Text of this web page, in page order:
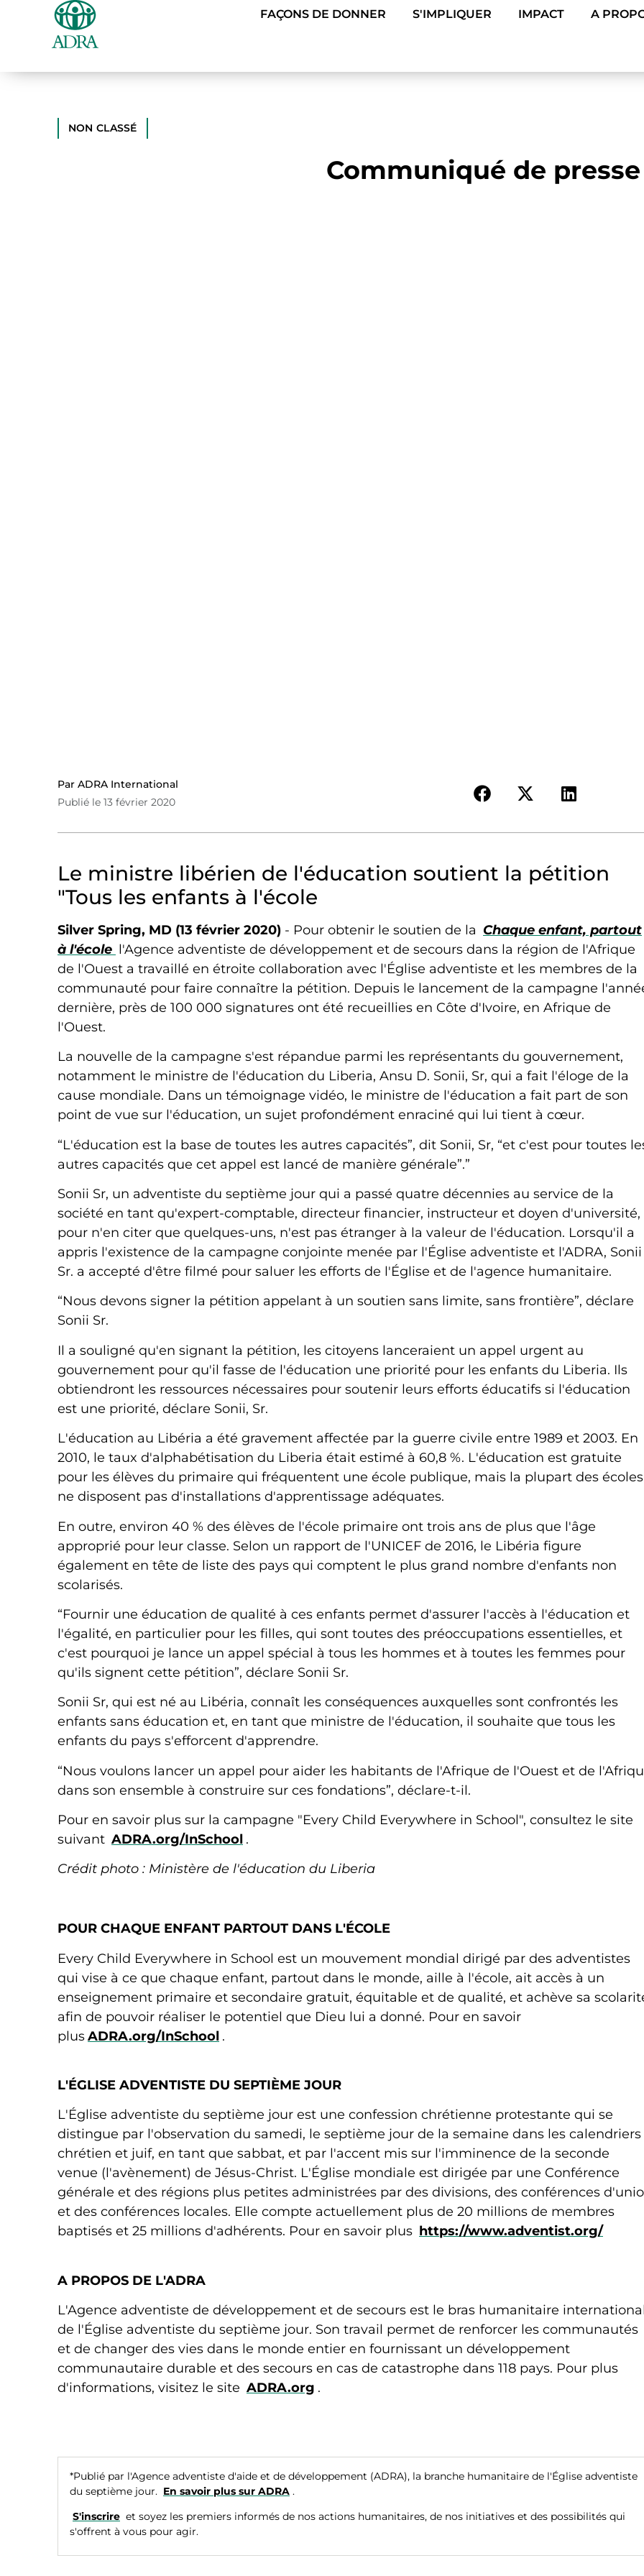
FAÇONS DE DONNER S'IMPLIQUER IMPACT A
NON CLASSÉ
Communiqué de presse
Par ADRA International
Publié le 13 février 2020
Le ministre libérien de l'éducation soutient la pétition
"Tous les enfants à l'école
Silver Spring, MD (13 février 2020) - Pour obtenir le soutien de la Chaque enfant, partout
à l'école l'Agence adventiste de développement et de secours dans la région de l'Afrique
de l'Ouest a travaillé en étroite collaboration avec l'Église adventiste et les membres de la
communauté pour faire connaître la pétition. Depuis le lancement de la campagne
dernière, près de 100 000 signatures ont été recueillies en Côte d'Ivoire, en Afrique de
l'Ouest.
La nouvelle de la campagne s'est répandue parmi les représentants du gouvernement,
notamment le ministre de l'éducation du Liberia, Ansu D. Sonii, Sr, qui a fait l'éloge de la
cause mondiale. Dans un témoignage vidéo, le ministre de l'éducation a fait part de son
point de vue sur l'éducation, un sujet profondément enraciné qui lui tient à cœur.
“L'éducation est la base de toutes les autres capacités”, dit Sonii, Sr, “et c'est pour toutes
autres capacités que cet appel est lancé de manière générale”.”
Sonii Sr, un adventiste du septième jour qui a passé quatre décennies au service de la
société en tant qu'expert-comptable, directeur financier, instructeur et doyen d'université,
pour n'en citer que quelques-uns, n'est pas étranger à la valeur de l'éducation. Lorsqu'il a
appris l'existence de la campagne conjointe menée par l'Église adventiste et l'ADRA, Sonii
Sr. a accepté d'être filmé pour saluer les efforts de l'Église et de l'agence humanitaire.
“Nous devons signer la pétition appelant à un soutien sans limite, sans frontière”, déclare
Sonii Sr.
Il a souligné qu'en signant la pétition, les citoyens lanceraient un appel urgent au
gouvernement pour qu'il fasse de l'éducation une priorité pour les enfants du Liberia. Ils
obtiendront les ressources nécessaires pour soutenir leurs efforts éducatifs si l'éducation
est une priorité, déclare Sonii, Sr.
L'éducation au Libéria a été gravement affectée par la guerre civile entre 1989 et 2003. En
2010, le taux d'alphabétisation du Liberia était estimé à 60,8 %. L'éducation est gratuite
pour les élèves du primaire qui fréquentent une école publique, mais la plupart des écoles
ne disposent pas d'installations d'apprentissage adéquates.
En outre, environ 40 % des élèves de l'école primaire ont trois ans de plus que l'âge
approprié pour leur classe. Selon un rapport de l'UNICEF de 2016, le Libéria figure
également en tête de liste des pays qui comptent le plus grand nombre d'enfants non
scolarisés.
“Fournir une éducation de qualité à ces enfants permet d'assurer l'accès à l'éducation et
l'égalité, en particulier pour les filles, qui sont toutes des préoccupations essentielles, et
c'est pourquoi je lance un appel spécial à tous les hommes et à toutes les femmes pour
qu'ils signent cette pétition”, déclare Sonii Sr.
Sonii Sr, qui est né au Libéria, connaît les conséquences auxquelles sont confrontés les
enfants sans éducation et, en tant que ministre de l'éducation, il souhaite que tous les
enfants du pays s'efforcent d'apprendre.
“Nous voulons lancer un appel pour aider les habitants de l'Afrique de l'Ouest et de
dans son ensemble à construire sur ces fondations”, déclare-t-il.
Pour en savoir plus sur la campagne "Every Child Everywhere in School", consultez le site
suivant ADRA.org/InSchool .
Crédit photo : Ministère de l'éducation du Liberia
POUR CHAQUE ENFANT PARTOUT DANS L'ÉCOLE
Every Child Everywhere in School est un mouvement mondial dirigé par des adventistes
qui vise à ce que chaque enfant, partout dans le monde, aille à l'école, ait accès à un
enseignement primaire et secondaire gratuit, équitable et de qualité, et achève sa
afin de pouvoir réaliser le potentiel que Dieu lui a donné. Pour en savoir
plusADRA.org/InSchool .
L'ÉGLISE ADVENTISTE DU SEPTIÈME JOUR
L'Église adventiste du septième jour est une confession chrétienne protestante qui se
distingue par l'observation du samedi, le septième jour de la semaine dans les calendriers
chrétien et juif, en tant que sabbat, et par l'accent mis sur l'imminence de la seconde
venue (l'avènement) de Jésus-Christ. L'Église mondiale est dirigée par une Conférence
générale et des régions plus petites administrées par des divisions, des conférences
et des conférences locales. Elle compte actuellement plus de 20 millions de membres
baptisés et 25 millions d'adhérents. Pour en savoir plus https://www.adventist.org/
A PROPOS DE L'ADRA
L'Agence adventiste de développement et de secours est le bras humanitaire
de l'Église adventiste du septième jour. Son travail permet de renforcer les communautés
et de changer des vies dans le monde entier en fournissant un développement
communautaire durable et des secours en cas de catastrophe dans 118 pays. Pour plus
d'informations, visitez le site ADRA.org .
*Publié par l'Agence adventiste d'aide et de développement (ADRA), la branche humanitaire de l'Église adventiste
du septième jour. En savoir plus sur ADRA .
S'inscrire et soyez les premiers informés de nos actions humanitaires, de nos initiatives et des possibilités qui
s'offrent à vous pour agir.